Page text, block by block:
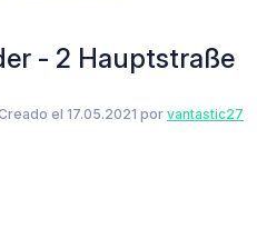
- 2 Hauptstraße
el 17.05.2021 por vantastic27